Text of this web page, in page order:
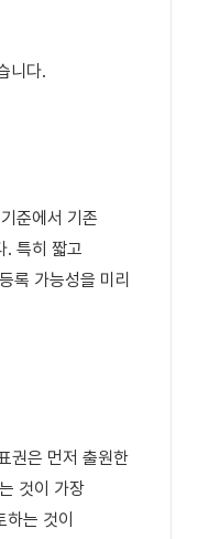
니다.
준에서 기존
. 특히 짧고
록 가능성을 미리
권은 먼저 출원한
것이 가장
는 것이